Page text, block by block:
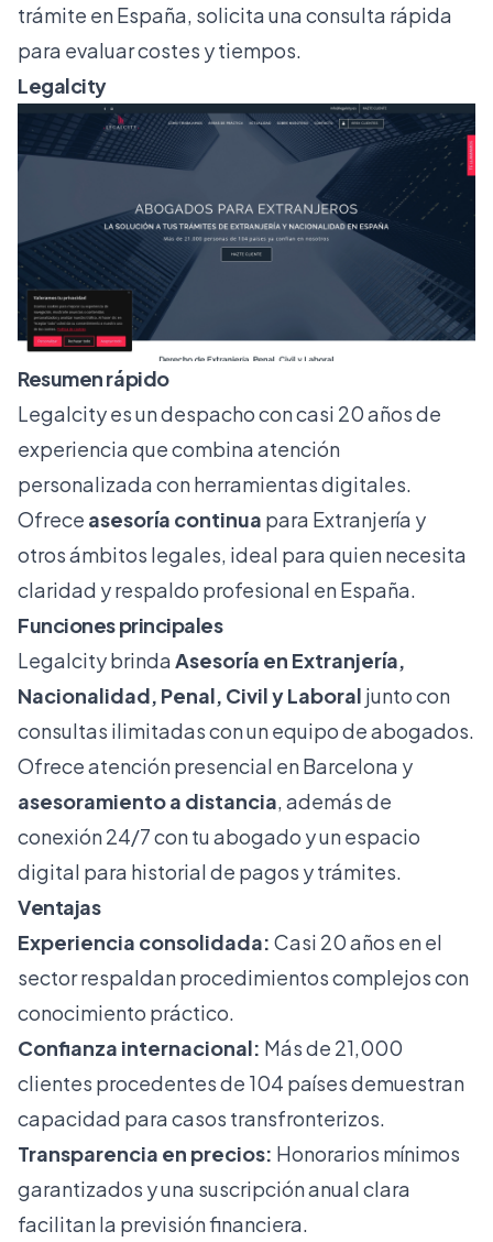
trámite en España, solicita una consulta rápida
para evaluar costes y tiempos.
Legalcity
Resumen rápido
Legalcity es un despacho con casi 20 años de
experiencia que combina atención
personalizada con herramientas digitales.
Ofrece asesoría continua para Extranjería y
otros ámbitos legales, ideal para quien necesita
claridad y respaldo profesional en España.
Funciones principales
Legalcity brindaAsesoría en Extranjería,
Nacionalidad, Penal, Civil y Laboral junto con
consultas ilimitadas con un equipo de abogados.
Ofrece atención presencial en Barcelona y
asesoramiento a distancia, además de
conexión 24/7 con tu abogado y un espacio
digital para historial de pagos y trámites.
Ventajas
Experiencia consolidada: Casi 20 años en el
sector respaldan procedimientos complejos con
conocimiento práctico.
Confianza internacional: Más de 21,000
clientes procedentes de 104 países demuestran
capacidad para casos transfronterizos.
Transparencia en precios: Honorarios mínimos
garantizados y una suscripción anual clara
facilitan la previsión financiera.